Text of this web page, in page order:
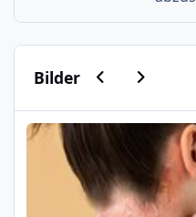
BilderVorherigeNächste
Psoriasis am Haaransatz